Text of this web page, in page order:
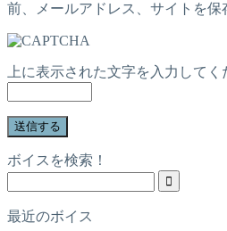
前、メールアドレス、サイトを保
上に表示された文字を入力してく
ボイスを検索！
最近のボイス